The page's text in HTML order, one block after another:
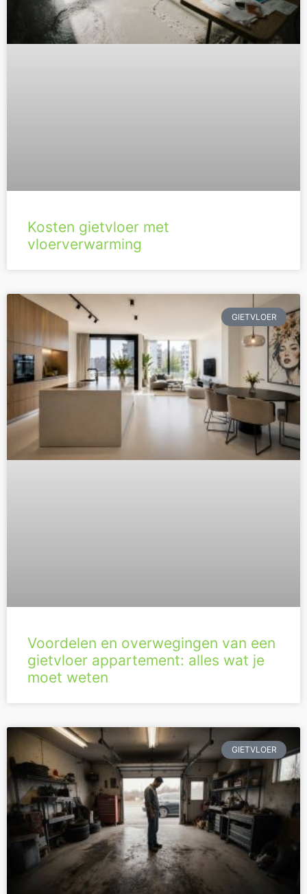
Kosten gietvloer met
vloerverwarming
GIETVLOER
Voordelen en overwegingen van een
gietvloer appartement: alles wat je
moet weten
GIETVLOER